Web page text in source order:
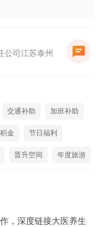
公司江苏泰州
交通补助 加班补助
金 节日福利
晋升空间 年度旅游
，深度链接大医养生